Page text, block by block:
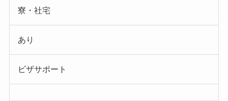
寮・社宅
あり
ビザサポート